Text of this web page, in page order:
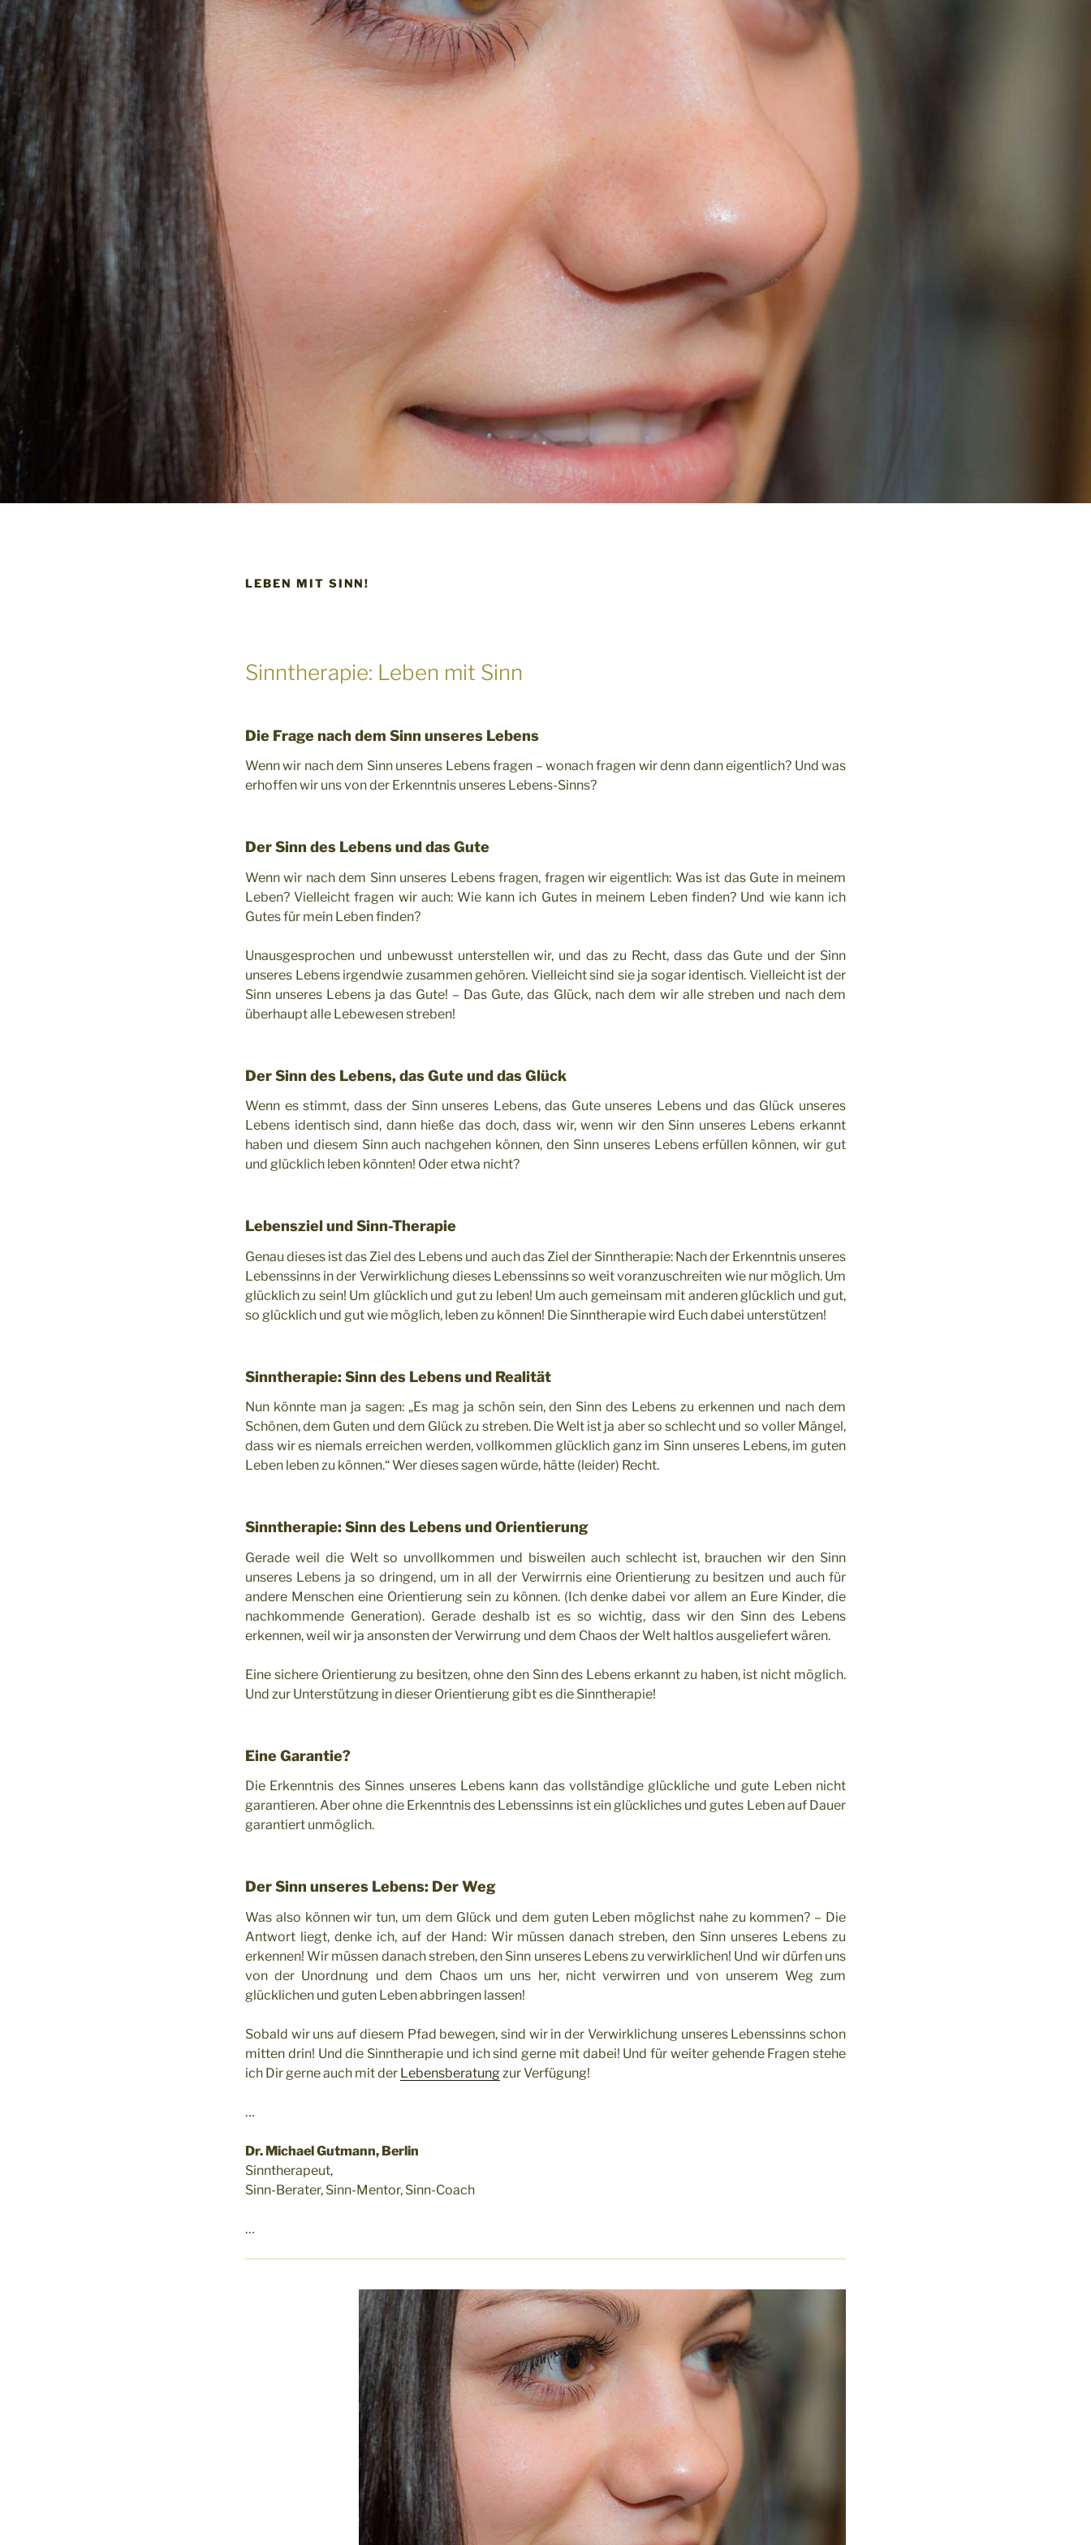
LEBEN MIT SINN!
Sinntherapie: Leben mit Sinn
Die Frage nach dem Sinn unseres Lebens
Wenn wir nach dem Sinn unseres Lebens fragen – wonach fragen wir denn dann eigentlich? Und was
erhoffen wir uns von der Erkenntnis unseres Lebens-Sinns?
Der Sinn des Lebens und das Gute
Wenn wir nach dem Sinn unseres Lebens fragen, fragen wir eigentlich: Was ist das Gute in meinem
Leben? Vielleicht fragen wir auch: Wie kann ich Gutes in meinem Leben finden? Und wie kann ich
Gutes für mein Leben finden?
Unausgesprochen und unbewusst unterstellen wir, und das zu Recht, dass das Gute und der Sinn
unseres Lebens irgendwie zusammen gehören. Vielleicht sind sie ja sogar identisch. Vielleicht ist der
Sinn unseres Lebens ja das Gute! – Das Gute, das Glück, nach dem wir alle streben und nach dem
überhaupt alle Lebewesen streben!
Der Sinn des Lebens, das Gute und das Glück
Wenn es stimmt, dass der Sinn unseres Lebens, das Gute unseres Lebens und das Glück unseres
Lebens identisch sind, dann hieße das doch, dass wir, wenn wir den Sinn unseres Lebens erkannt
haben und diesem Sinn auch nachgehen können, den Sinn unseres Lebens erfüllen können, wir gut
und glücklich leben könnten! Oder etwa nicht?
Lebensziel und Sinn-Therapie
Genau dieses ist das Ziel des Lebens und auch das Ziel der Sinntherapie: Nach der Erkenntnis unseres
Lebenssinns in der Verwirklichung dieses Lebenssinns so weit voranzuschreiten wie nur möglich. Um
glücklich zu sein! Um glücklich und gut zu leben! Um auch gemeinsam mit anderen glücklich und gut,
so glücklich und gut wie möglich, leben zu können! Die Sinntherapie wird Euch dabei unterstützen!
Sinntherapie: Sinn des Lebens und Realität
Nun könnte man ja sagen: „Es mag ja schön sein, den Sinn des Lebens zu erkennen und nach dem
Schönen, dem Guten und dem Glück zu streben. Die Welt ist ja aber so schlecht und so voller Mängel,
dass wir es niemals erreichen werden, vollkommen glücklich ganz im Sinn unseres Lebens, im guten
Leben leben zu können.“ Wer dieses sagen würde, hätte (leider) Recht.
Sinntherapie: Sinn des Lebens und Orientierung
Gerade weil die Welt so unvollkommen und bisweilen auch schlecht ist, brauchen wir den Sinn
unseres Lebens ja so dringend, um in all der Verwirrnis eine Orientierung zu besitzen und auch für
andere Menschen eine Orientierung sein zu können. (Ich denke dabei vor allem an Eure Kinder, die
nachkommende Generation). Gerade deshalb ist es so wichtig, dass wir den Sinn des Lebens
erkennen, weil wir ja ansonsten der Verwirrung und dem Chaos der Welt haltlos ausgeliefert wären.
Eine sichere Orientierung zu besitzen, ohne den Sinn des Lebens erkannt zu haben, ist nicht möglich.
Und zur Unterstützung in dieser Orientierung gibt es die Sinntherapie!
Eine Garantie?
Die Erkenntnis des Sinnes unseres Lebens kann das vollständige glückliche und gute Leben nicht
garantieren. Aber ohne die Erkenntnis des Lebenssinns ist ein glückliches und gutes Leben auf Dauer
garantiert unmöglich.
Der Sinn unseres Lebens: Der Weg
Was also können wir tun, um dem Glück und dem guten Leben möglichst nahe zu kommen? – Die
Antwort liegt, denke ich, auf der Hand: Wir müssen danach streben, den Sinn unseres Lebens zu
erkennen! Wir müssen danach streben, den Sinn unseres Lebens zu verwirklichen! Und wir dürfen uns
von der Unordnung und dem Chaos um uns her, nicht verwirren und von unserem Weg zum
glücklichen und guten Leben abbringen lassen!
Sobald wir uns auf diesem Pfad bewegen, sind wir in der Verwirklichung unseres Lebenssinns schon
mitten drin! Und die Sinntherapie und ich sind gerne mit dabei! Und für weiter gehende Fragen stehe
ich Dir gerne auch mit der Lebensberatungzur Verfügung!
…
Dr. Michael Gutmann, Berlin
Sinntherapeut,
Sinn-Berater, Sinn-Mentor, Sinn-Coach
…